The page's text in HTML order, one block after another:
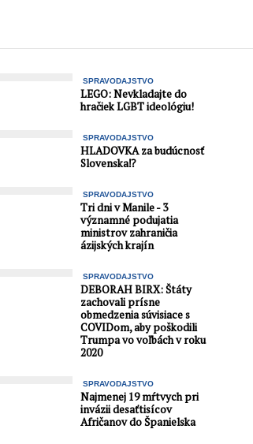
SPRAVODAJSTVO
LEGO: Nevkladajte do
hračiek LGBT ideológiu!
SPRAVODAJSTVO
HLADOVKA za budúcnosť
Slovenska⁉️
SPRAVODAJSTVO
Tri dni v Manile - 3
významné podujatia
ministrov zahraničia
ázijských krajín
SPRAVODAJSTVO
DEBORAH BIRX: Štáty
zachovali prísne
obmedzenia súvisiace s
COVIDom, aby poškodili
Trumpa vo voľbách v roku
2020
SPRAVODAJSTVO
Najmenej 19 mŕtvych pri
invázii desaťtisícov
Afričanov do Španielska